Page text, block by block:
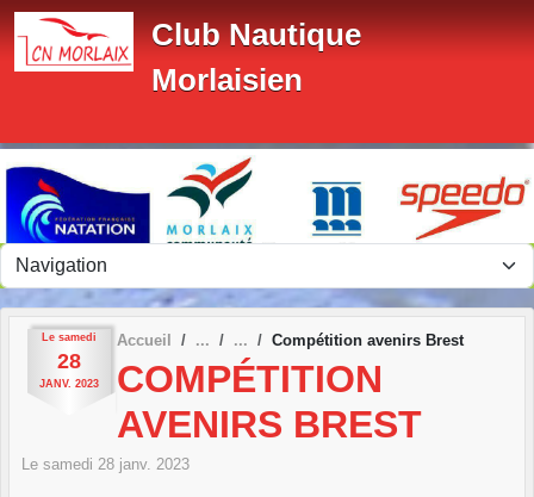
Club Nautique
Morlaisien
Le samedi
28
JANV. 2023
Accueil Compétition avenirs Brest
COMPÉTITION
AVENIRS BREST
Le samedi 28 janv. 2023
Panneau de gestion des cookies